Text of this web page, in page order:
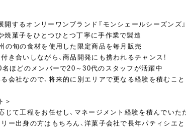
開するオンリーワンブランド『モンシェールシーズンズ
焼菓子をひとつひとつ丁寧に手作業で製造
州の旬の食材を使用した限定商品を毎月販売
付き合いしながら、商品開発にも携われるチャンス！
名ほどのメンバーで20～30代のスタッフが活躍中
る会社なので、将来的に別エリアで更なる経験を積むこ
＞
応じて工程をお任せし、マネージメント経験を積んでいた
リー出身の方はもちろん、洋菓子会社で長年パティシエ